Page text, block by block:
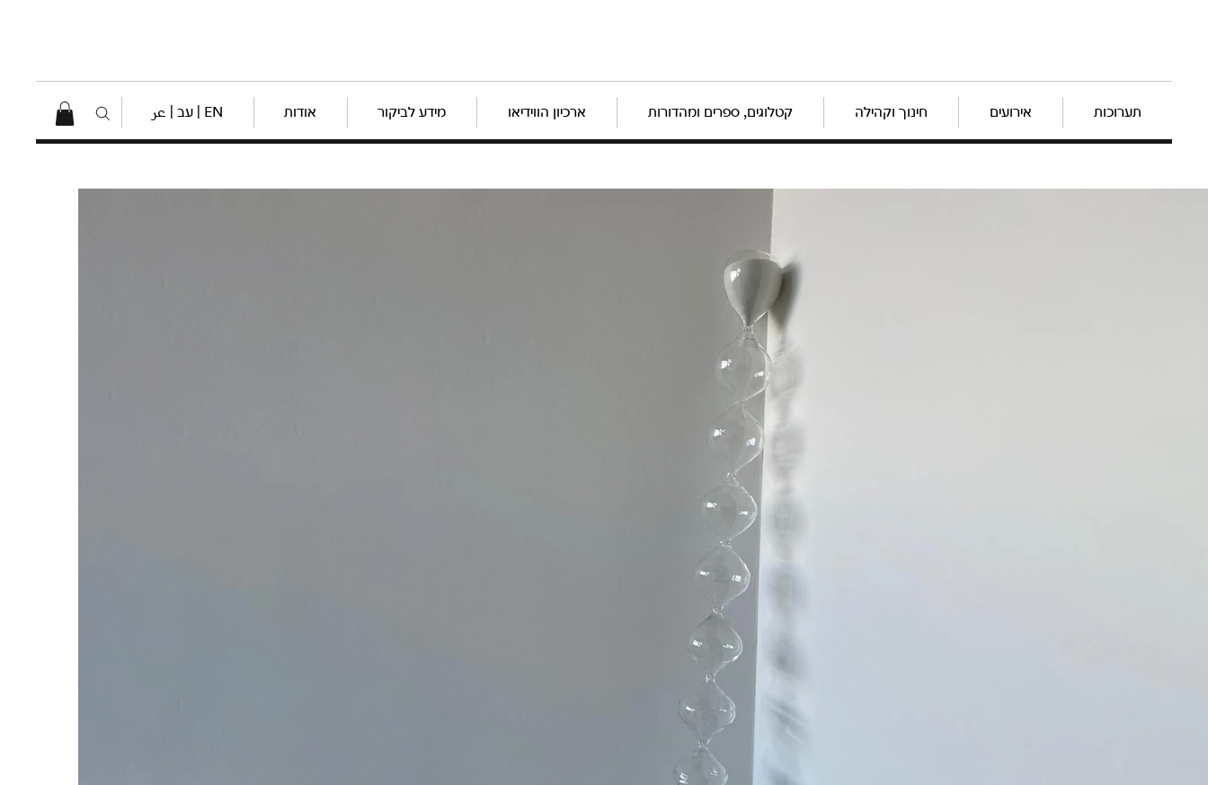
תערוכות אירועים חינוך וקהילה קטלוגים, ספרים ומהדורות ארכיון הווידיאו מידע לביקור אודות EN | עב | عر